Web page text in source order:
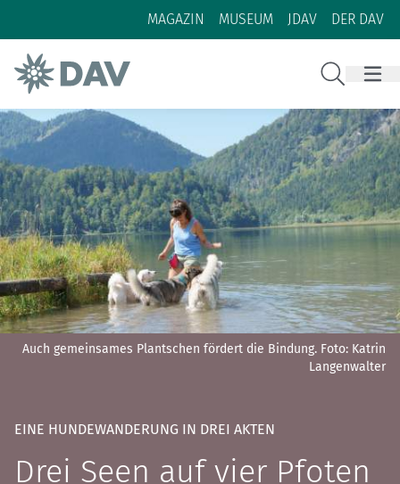
Zum Inhalt
Zur Footer-Navigation
MAGAZIN MUSEUM JDAV DER DAV
Auch gemeinsames Plantschen fördert die Bindung. Foto: Katrin
Langenwalter
EINE HUNDEWANDERUNG IN DREI AKTEN
Drei Seen auf vier Pfoten